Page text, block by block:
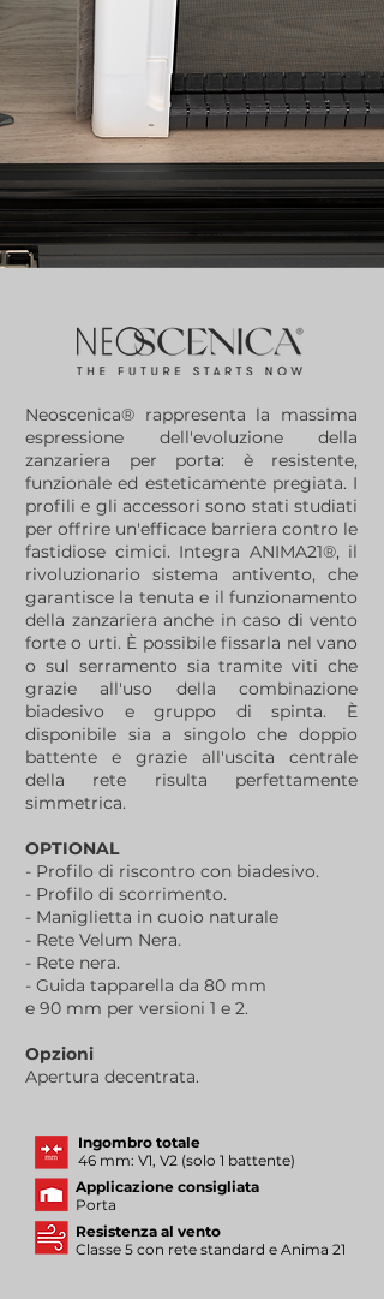
Neoscenica® rappresenta la massima
espressione dell'evoluzione della
zanzariera per porta: è resistente,
funzionale ed esteticamente pregiata. I
profili e gli accessori sono stati studiati
per offrire un'efficace barriera contro le
fastidiose cimici. Integra ANIMA21®, il
rivoluzionario sistema antivento, che
garantisce la tenuta e il funzionamento
della zanzariera anche in caso di vento
forte o urti. È possibile fissarla nel vano
o sul serramento sia tramite viti che
grazie all'uso della combinazione
biadesivo e gruppo di spinta. È
disponibile sia a singolo che doppio
battente e grazie all'uscita centrale
della rete risulta perfettamente
simmetrica.
OPTIONAL
- Profilo di riscontro con biadesivo.
- Profilo di scorrimento.
- Maniglietta in cuoio naturale
- Rete Velum Nera.
- Rete nera.
- Guida tapparella da 80 mm
e 90 mm per versioni 1 e 2.
Opzioni
Apertura decentrata.
Ingombro totale
46 mm: V1, V2 (solo 1 battente)
Applicazione consigliata
Porta
Resistenza al vento
Classe 5 con rete standard e Anima 21